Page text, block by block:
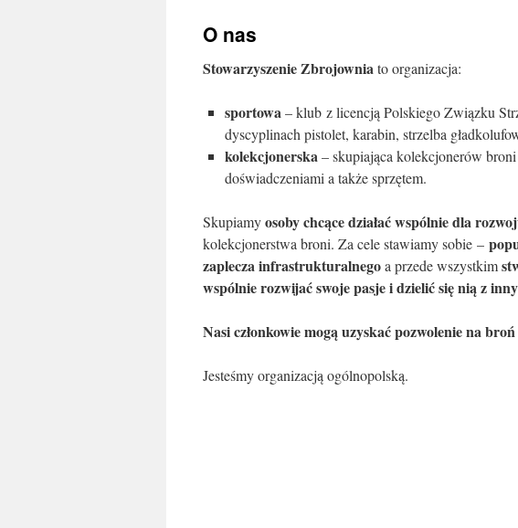
O nas
Stowarzyszenie Zbrojowniato organizacja:
sportowa– klub z licencją Polskiego Związku
dyscyplinach pistolet, karabin, strzelba
kolekcjonerska– skupiająca kolekcjonerów
doświadczeniami a także sprzętem.
Skupiamyosoby chcące działać wspólnie dla
kolekcjonerstwa broni. Za cele stawiamy sobie –
zaplecza infrastrukturalnegoa przede wszystkim
wspólnie rozwijać swoje pasje i dzielić się nią z
Nasi członkowie mogą uzyskać pozwolenie na
Jesteśmy organizacją ogólnopolską.